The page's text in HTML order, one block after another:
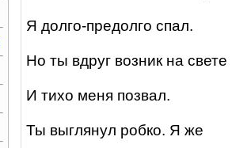
Я долго-предолго спал.
Но ты вдруг возник на свете
И тихо меня позвал.
Ты выглянул робко. Я же